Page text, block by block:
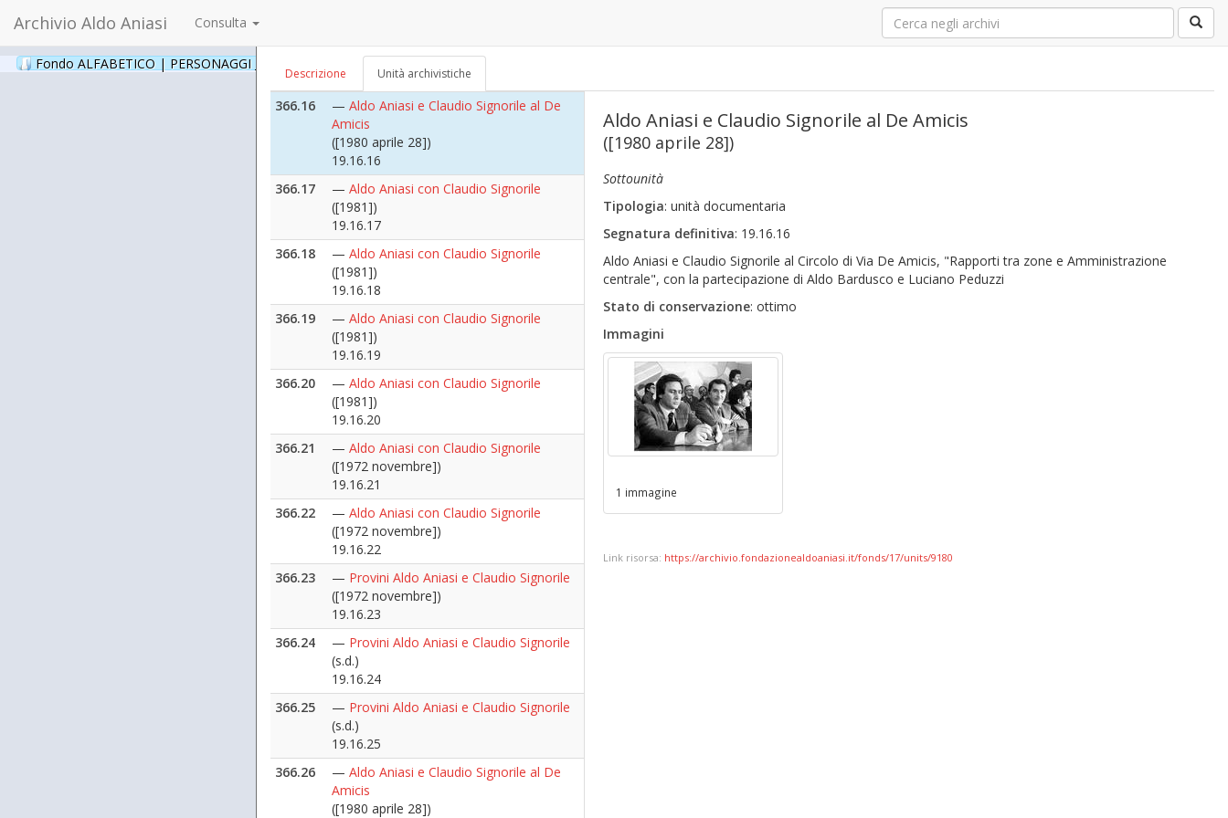
Archivio Aldo Aniasi Consulta
Fondo ALFABETICO | PERSONAGGI _ Archivio Fotografico
Descrizione Unità archivistiche
([1980 aprile 28])
19.16.15
366.16
— Aldo Aniasi e Claudio Signorile al De
Amicis
([1980 aprile 28])
19.16.16
366.17
— Aldo Aniasi con Claudio Signorile
([1981])
19.16.17
366.18
— Aldo Aniasi con Claudio Signorile
([1981])
19.16.18
366.19
— Aldo Aniasi con Claudio Signorile
([1981])
19.16.19
366.20
— Aldo Aniasi con Claudio Signorile
([1981])
19.16.20
366.21
— Aldo Aniasi con Claudio Signorile
([1972 novembre])
19.16.21
366.22
— Aldo Aniasi con Claudio Signorile
([1972 novembre])
19.16.22
366.23
— Provini Aldo Aniasi e Claudio Signorile
([1972 novembre])
19.16.23
366.24
— Provini Aldo Aniasi e Claudio Signorile
(s.d.)
19.16.24
366.25
— Provini Aldo Aniasi e Claudio Signorile
(s.d.)
19.16.25
366.26
— Aldo Aniasi e Claudio Signorile al De
Amicis
([1980 aprile 28])
Aldo Aniasi e Claudio Signorile al De Amicis
([1980 aprile 28])
Sottounità
Tipologia: unità documentaria
Segnatura definitiva: 19.16.16
Aldo Aniasi e Claudio Signorile al Circolo di Via De Amicis, "Rapporti tra zone e Amministrazione
centrale", con la partecipazione di Aldo Bardusco e Luciano Peduzzi
Stato di conservazione: ottimo
Immagini
1 immagine
Link risorsa: https://archivio.fondazionealdoaniasi.it/fonds/17/units/9180